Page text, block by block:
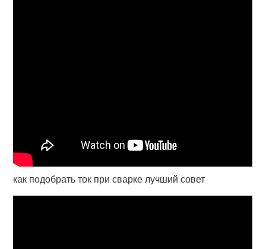
как подобрать ток при сварке лучший совет